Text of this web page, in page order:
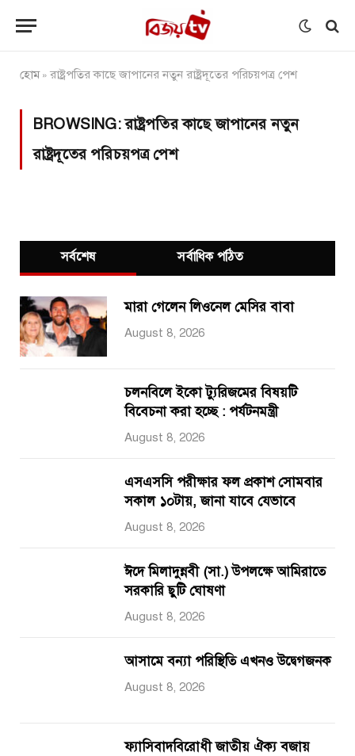
হোম» রাষ্ট্রপতির কা‌ছে জাপা‌নের নতুন রাষ্ট্রদূতের পরিচয়পত্র পেশ
BROWSING:রাষ্ট্রপতির কা‌ছে জাপা‌নের নতুন
রাষ্ট্রদূতের পরিচয়পত্র পেশ
সর্বশেষ সর্বাধিক পঠিত
মারা গেলেন লিওনেল মেসির বাবা
August 8, 2026
চলনবিলে ইকো ট্যুরিজমের বিষয়টি
বিবেচনা করা হচ্ছে : পর্যটনমন্ত্রী
August 8, 2026
এসএসসি পরীক্ষার ফল প্রকাশ সোমবার
সকাল ১০টায়, জানা যাবে যেভাবে
August 8, 2026
ঈদে মিলাদুন্নবী (সা.) উপলক্ষে আমিরাতে
সরকারি ছুটি ঘোষণা
August 8, 2026
আসামে বন্যা পরিস্থিতি এখনও উদ্বেগজনক
August 8, 2026
ফ্যাসিবাদবিরোধী জাতীয় ঐক্য বজায়